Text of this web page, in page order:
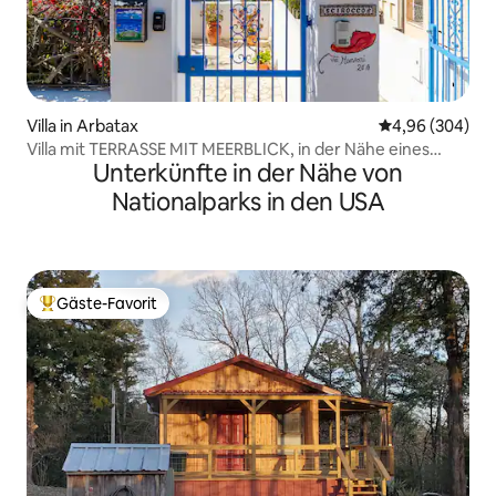
Villa in Arbatax
4,96 (304)
Villa mit TERRASSE MIT MEERBLICK, in der Nähe eines
SandstrandesUnterkünfte in der Nähe von
Nationalparks in den USA
Beliebter Gäste-Favorit.
Gäste-Favorit